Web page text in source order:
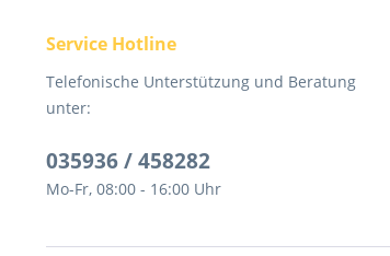
Service Hotline
Telefonische Unterstützung und Beratung
unter:
035936 / 458282
Mo-Fr, 08:00 - 16:00 Uhr